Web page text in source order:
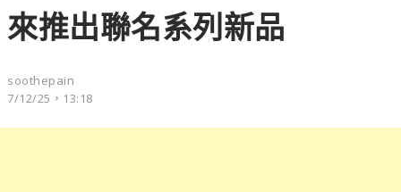
來推出聯名系列新品
soothepain
7/12/25，13:18